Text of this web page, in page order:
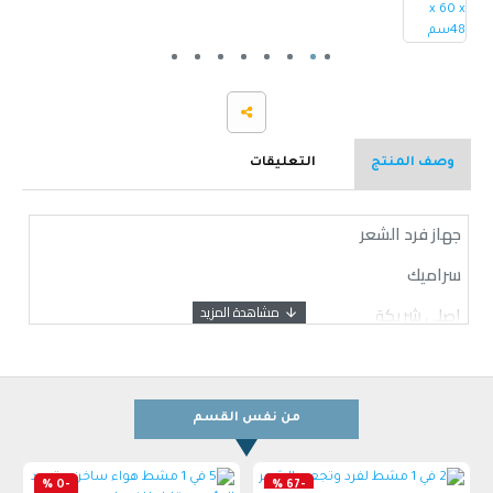
وصف المنتج التعليقات
جهاز فرد الشعر
سراميك
اصلي شريكة
من نفس القسم
-67 %
-0 %